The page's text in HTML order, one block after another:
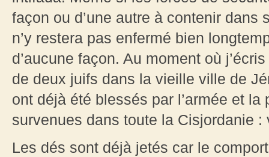
façon ou d’une autre à contenir
n’y restera pas enfermé bien
d’aucune façon. Au moment où
de deux juifs dans la vieille ville de
ont déjà été blessés par l’armée et
survenues dans toute la Cisjordanie
Les dés sont déjà jetés car le